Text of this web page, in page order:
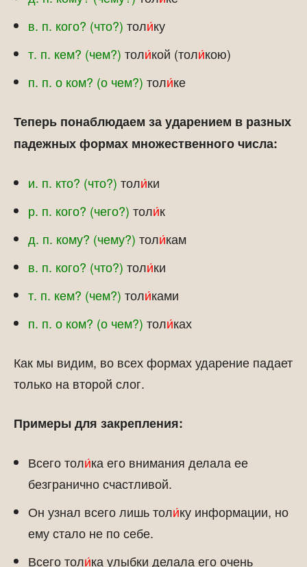
в. п. кого? (что?) толи́ку
т. п. кем? (чем?) толи́кой (толи́кою)
п. п. о ком? (о чем?) толи́ке
Теперь понаблюдаем за ударением в разных
падежных формах множественного числа:
и. п. кто? (что?) толи́ки
р. п. кого? (чего?) толи́к
д. п. кому? (чему?) толи́кам
в. п. кого? (что?) толи́ки
т. п. кем? (чем?) толи́ками
п. п. о ком? (о чем?) толи́ках
Как мы видим, во всех формах ударение падает
только на второй слог.
Примеры для закрепления:
Всего толи́ка его внимания делала ее
безгранично счастливой.
Он узнал всего лишь толи́ку информации, но
ему стало не по себе.
Всего толи́ка улыбки делала его очень